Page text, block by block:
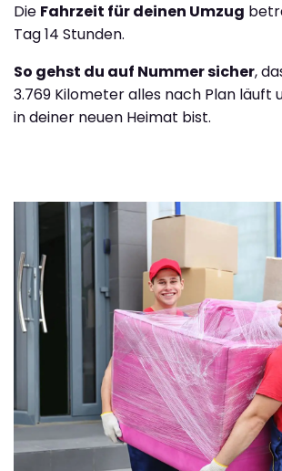
Die Fahrzeit für deinen Umzug
Tag 14 Stunden.
So gehst du auf Nummer sicher,
3.769 Kilometer alles nach Plan läuft
in deiner neuen Heimat bist.